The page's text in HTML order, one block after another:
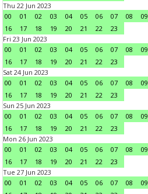
Thu 22 Jun 2023
00
01 02 03 04 05 06 07 08 09
16
17 18 19 20 21 22
23
Fri 23 Jun 2023
00
01 02 03 04 05 06 07 08 09
16
17 18 19 20 21 22
23
Sat 24 Jun 2023
00
01 02 03 04 05 06 07 08 09
16
17 18 19 20 21 22
23
Sun 25 Jun 2023
00
01 02 03 04 05 06 07 08 09
16
17 18 19 20 21 22
23
Mon 26 Jun 2023
00
01 02 03 04 05 06 07 08 09
16
17 18 19 20 21 22
23
Tue 27 Jun 2023
00
01 02 03 04 05 06 07 08 09